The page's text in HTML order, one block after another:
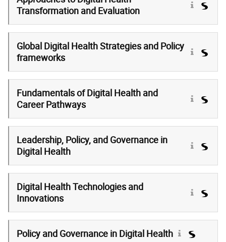
Transformation and Evaluation
Global Digital Health Strategies and Policy
frameworks
Fundamentals of Digital Health and
Career Pathways
Leadership, Policy, and Governance in
Digital Health
Digital Health Technologies and
Innovations
Policy and Governance in Digital Health